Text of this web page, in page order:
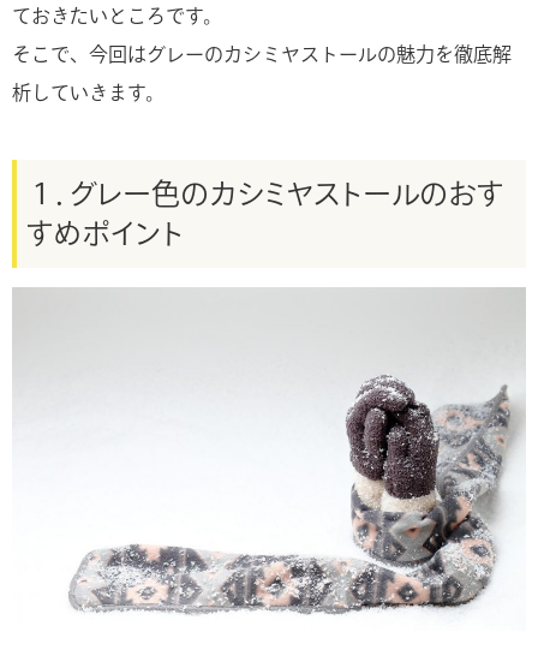
ておきたいところです。
そこで、今回はグレーのカシミヤストールの魅力を徹底解
析していきます。
１．グレー色のカシミヤストールのおす
すめポイント